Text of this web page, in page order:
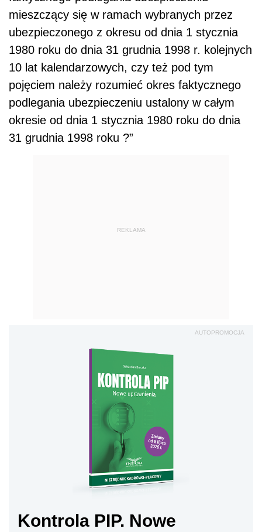
mieszczący się w ramach wybranych przez
ubezpieczonego z okresu od dnia 1 stycznia
1980 roku do dnia 31 grudnia 1998 r. kolejnych
10 lat kalendarzowych, czy też pod tym
pojęciem należy rozumieć okres faktycznego
podlegania ubezpieczeniu ustalony w całym
okresie od dnia 1 stycznia 1980 roku do dnia
31 grudnia 1998 roku ?”
REKLAMA
AUTOPROMOCJA
Kontrola PIP. Nowe